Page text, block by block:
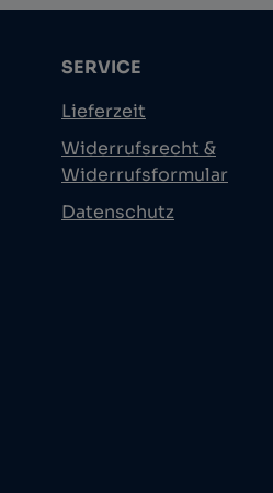
SERVICE
Lieferzeit
Widerrufsrecht &
Widerrufsformular
Datenschutz